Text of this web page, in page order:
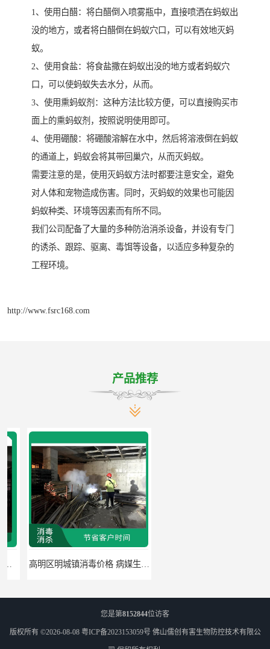
1、使用白醋：将白醋倒入喷雾瓶中，直接喷洒在蚂蚁出
没的地方，或者将白醋倒在蚂蚁穴口，可以有效地灭蚂
蚁。
2、使用食盐：将食盐撒在蚂蚁出没的地方或者蚂蚁穴
口，可以使蚂蚁失去水分，从而。
3、使用熏蚂蚁剂：这种方法比较方便，可以直接购买市
面上的熏蚂蚁剂，按照说明使用即可。
4、使用硼酸：将硼酸溶解在水中，然后将溶液倒在蚂蚁
的通道上，蚂蚁会将其带回巢穴，从而灭蚂蚁。
需要注意的是，使用灭蚂蚁方法时都要注意安全，避免
对人体和宠物造成伤害。同时，灭蚂蚁的效果也可能因
蚂蚁种类、环境等因素而有所不同。
我们公司配备了大量的多种防治消杀设备，并设有专门
的诱杀、跟踪、驱离、毒饵等设备，以适应多种复杂的
工程环境。
http://www.fsrc168.com
产品推荐
高明区明城镇消毒价格 病媒生物防治 因地制宜地给出处理方案
您是第8152844位访客
版权所有 ©2026-08-08 粤ICP备2023153059号 佛山儒创有害生物防控技术有限公